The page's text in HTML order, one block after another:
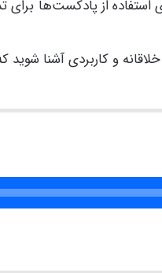
از پادکست‌ها برای
و کاربردی آشنا